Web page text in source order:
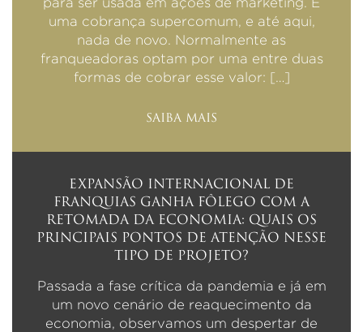
para ser usada em ações de marketing. É
uma cobrança supercomum, e até aqui,
nada de novo. Normalmente as
franqueadoras optam por uma entre duas
formas de cobrar esse valor: […]
SAIBA MAIS
EXPANSÃO INTERNACIONAL DE
FRANQUIAS GANHA FÔLEGO COM A
RETOMADA DA ECONOMIA: QUAIS OS
PRINCIPAIS PONTOS DE ATENÇÃO NESSE
TIPO DE PROJETO?
Passada a fase crítica da pandemia e já em
um novo cenário de reaquecimento da
economia, observamos um despertar de